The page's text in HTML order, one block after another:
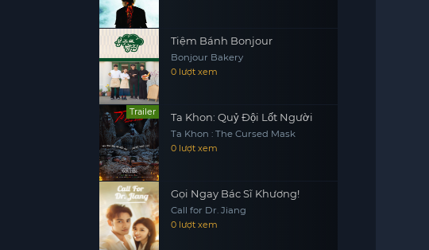
Tiệm Bánh Bonjour
Bonjour Bakery
0 lượt xem
Trailer Ta Khon: Quỷ Đội Lốt Người
Ta Khon : The Cursed Mask
0 lượt xem
Gọi Ngay Bác Sĩ Khương!
Call for Dr. Jiang
0 lượt xem